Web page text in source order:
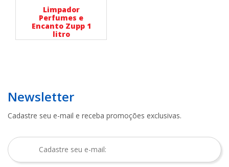
Limpador
Perfumes e
Encanto Zupp 1
litro
Newsletter
Cadastre seu e-mail e receba promoções exclusivas.